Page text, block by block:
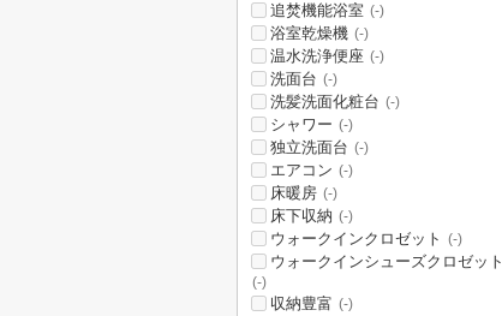
追焚機能浴室 (-)
浴室乾燥機 (-)
温水洗浄便座 (-)
洗面台 (-)
洗髪洗面化粧台 (-)
シャワー (-)
独立洗面台 (-)
エアコン (-)
床暖房 (-)
床下収納 (-)
ウォークインクロゼット (-)
ウォークインシューズクロゼット
(-)
収納豊富 (-)